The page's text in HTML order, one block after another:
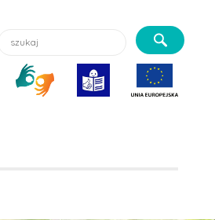
Szukaj lekarzy, usługi, aktualności: